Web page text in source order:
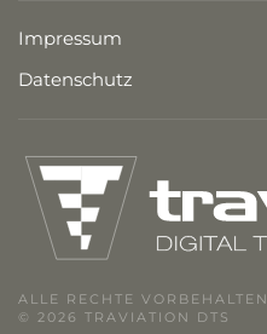
Impressum
Datenschutz
ALLE RECHTE VORBEHALTEN.
© 2026 TRAVIATION DTS